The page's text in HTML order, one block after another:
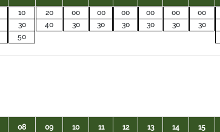
10
30
50
20
40
00
30
00
30
00
30
00
30
00
30
00
30
08 09 10 11 12 13 14 15